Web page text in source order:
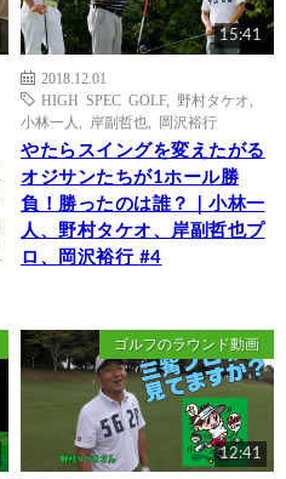
15:41
2018.12.01
HIGH SPEC GOLF, 野村タケオ
小林一人
岸副哲也 岡沢裕行
やたらスイングを変えたがる
オジサンたちが1ホール勝
負！勝ったのは誰？｜小林一
人、野村タケオ、岸副哲也プ
ロ、岡沢裕行 #4
ゴルフのラウンド動画
12:41